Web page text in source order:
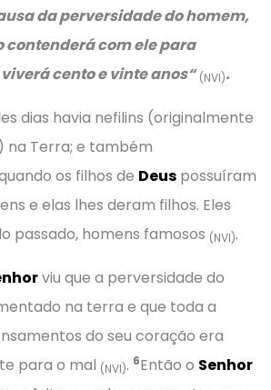
da perversidade do homem,
contenderá com ele para
cento e vinte anos“ (NVI).
dias havia nefilins (originalmente
na Terra; e também
os filhos de Deus possuíram
e elas lhes deram filhos. Eles
passado, homens famosos (NVI).
viu que a perversidade do
na terra e que toda a
do seu coração era
para o mal (NVI). 6Então o Senhor